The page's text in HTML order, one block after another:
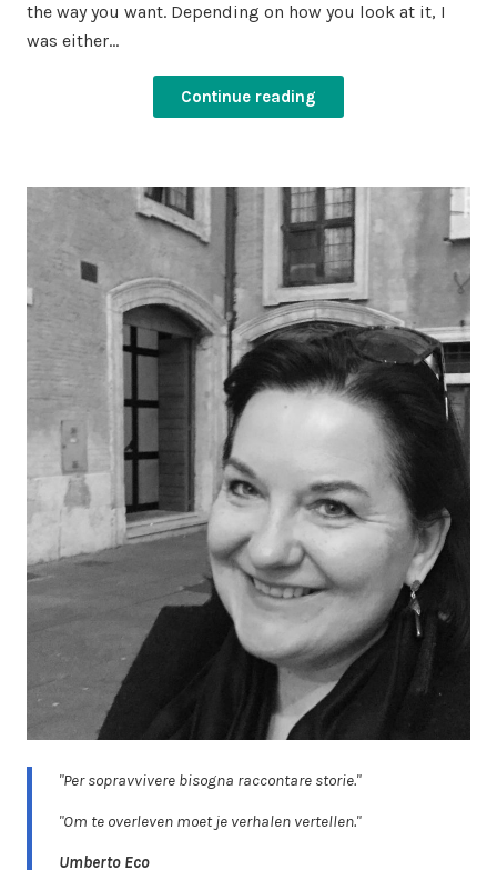
the way you want. Depending on how you look at it, I
was either…
Continue reading
"Per sopravvivere bisogna raccontare storie."
"Om te overleven moet je verhalen vertellen."
Umberto Eco